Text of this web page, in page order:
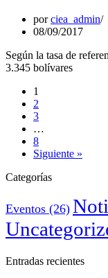
porciea_admin
08/09/2017
Según la tasa de
3.345 bolívares
1
2
3
…
8
Siguiente »
Categorías
Eventos (26)
Entradas recientes